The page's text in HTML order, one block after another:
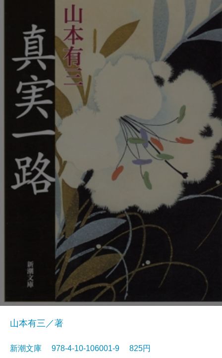
山本有三／著
新潮文庫 978-4-10-106001-9 825円